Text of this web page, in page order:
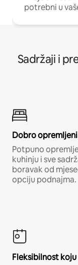
potrebni u
Sadržaji i
Dobro
Potpuno
kuhinju i sve
boravak od
opciju podnajma.
Fleksibilnost